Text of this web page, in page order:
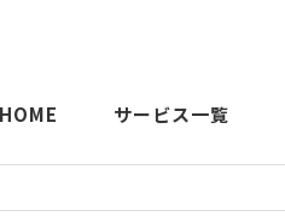
HOME サービス一覧